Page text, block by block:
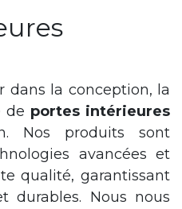
dans la conception, la
de portes intérieures
Nos produits sont
avancées et
qualité, garantissant
durables. Nous nous